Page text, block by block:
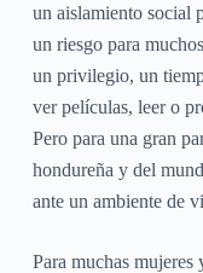
un aislamiento social
un riesgo para
un privilegio, un
ver películas, leer o
Pero para una gran
hondureña y del
ante un ambiente de
Para muchas